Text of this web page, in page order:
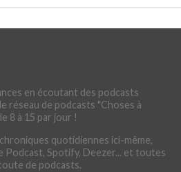
en écoutant des podcasts
réseau de podcasts "Choses à
8 à 15 par jour !
quotidiennes ici-même,
Podcast, Spotify, Deezer... et toutes
de podcasts.